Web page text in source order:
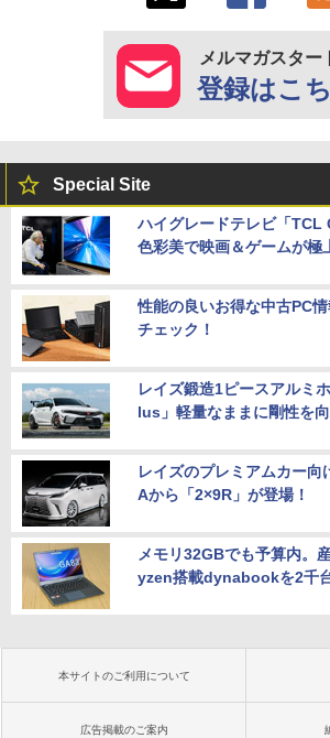
メルマガスター
登録はこ
Special Site
ハイグレードテレビ「TCL
色彩美で映画＆ゲームが極
性能の良いお得な中古PC
チェック！
レイズ鍛造1ピースアルミ
lus」軽量なままに剛性を
レイズのプレミアムカー向
Aから「2×9R」が登場！
メモリ32GBでも予算内。
yzen搭載dynabookを2千
本サイトのご利用について
広告掲載のご案内